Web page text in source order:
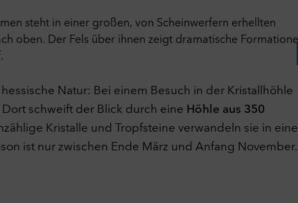
Natur: Bei einem Besuch in der Kristallhöhle
schweift der Blick durch eine Höhle aus 350
Kristalle und Tropfsteine verwandeln sie in eine
ist nur zwischen Ende März und Anfang November.